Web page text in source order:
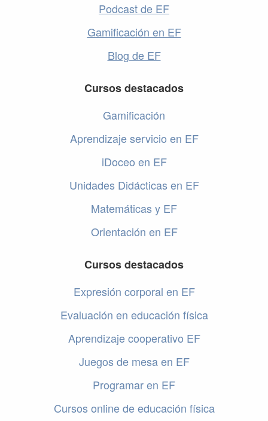
Podcast de EF
Gamificación en EF
Blog de EF
Cursos destacados
Gamificación
Aprendizaje servicio en EF
iDoceo en EF
Unidades Didácticas en EF
Matemáticas y EF
Orientación en EF
Cursos destacados
Expresión corporal en EF
Evaluación en educación física
Aprendizaje cooperativo EF
Juegos de mesa en EF
Programar en EF
Cursos online de educación física